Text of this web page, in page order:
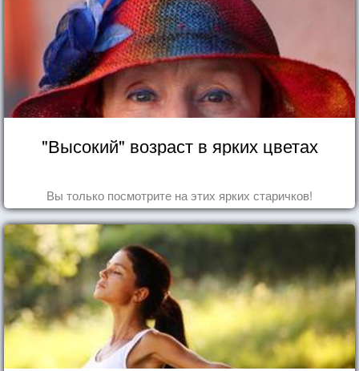
"Высокий" возраст в ярких цветах
Вы только посмотрите на этих ярких старичков!